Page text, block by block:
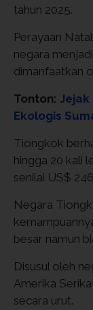
tahun 2025.
Perayaan
negara
dimanfaatkan
Tonton: Jejak
Ekologis
Tiongkok
hingga 20 kali
senilai US$
Negara
besar namun
Disusul oleh
Amerika
secara urut.